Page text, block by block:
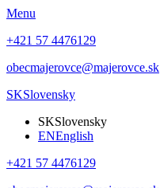
Menu
+421 57 4476129
obecmajerovce@majerovce.sk
SKSlovensky
SKSlovensky
ENEnglish
+421 57 4476129